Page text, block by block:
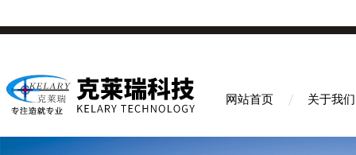
网站首页 关于我们